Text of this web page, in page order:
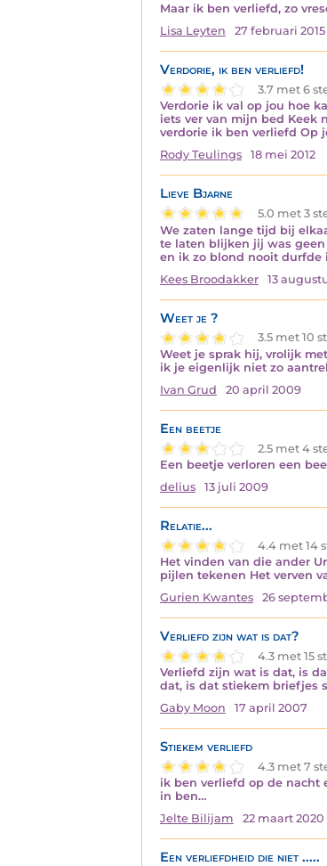
Maar ik ben verliefd, zo
Lisa Leyten
27 februari 2015
Verdorie, ik ben verliefd!
3.7 met 6
Verdorie ik val op jou hoe
iets ver van mijn bed Keek
verdorie ik ben verliefd Op
Rody Teulings
18 mei 2012
Lieve Bjarne
5.0 met 3
We zaten lange tijd bij
te laten blijken jij was
en ik zo blond nooit durfde
Kees Broodakker
13
Weet je ?
3.5 met 10
Weet je sprak hij, vrolijk
ik je eigenlijk niet zo
Ivan Grud
20 april 2009
Een beetje
2.5 met 4
Een beetje verloren een
delius
13 juli 2009
Relatie...
4.4 met 14
Het vinden van die ander
pijlen tekenen Het verven
Gurien Kwantes
26
Verliefd zijn wat is dat?
4.3 met 15
Verliefd zijn wat is dat, is
dat, is dat stiekem briefjes
Gaby Moon
17 april 2007
Stiekem verliefd
4.3 met 7
ik ben verliefd op de nacht
in ben…
Jelte Bilijam
22 maart 2020
Een verliefdheid die niet .....